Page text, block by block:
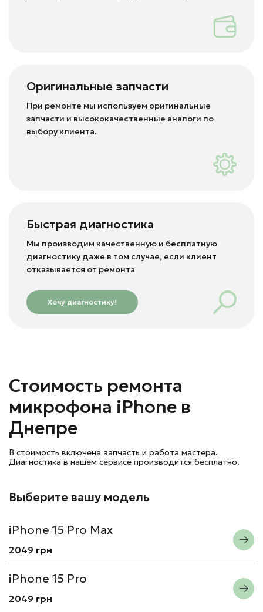
Оригинальные запчасти
При ремонте мы используем оригинальные
запчасти и высококачественные аналоги по
выбору клиента.
Быстрая диагностика
Мы производим качественную и бесплатную
диагностику даже в том случае, если клиент
отказывается от ремонта
Хочу диагностику!
Стоимость ремонта
микрофона iPhone в
Днепре
В стоимость включена запчасть и работа мастера.
Диагностика в нашем сервисе производится бесплатно.
Выберите вашу модель
iPhone 15 Pro Max
2049 грн
iPhone 15 Pro
2049 грн